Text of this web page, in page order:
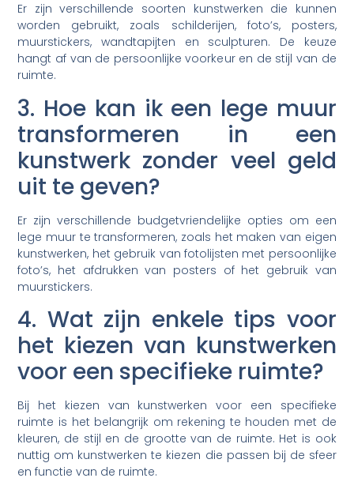
Er zijn verschillende soorten kunstwerken die kunnen
worden gebruikt, zoals schilderijen, foto’s, posters,
muurstickers, wandtapijten en sculpturen. De keuze
hangt af van de persoonlijke voorkeur en de stijl van de
ruimte.
3. Hoe kan ik een lege muur
transformeren in een
kunstwerk zonder veel geld
uit te geven?
Er zijn verschillende budgetvriendelijke opties om een
lege muur te transformeren, zoals het maken van eigen
kunstwerken, het gebruik van fotolijsten met persoonlijke
foto’s, het afdrukken van posters of het gebruik van
muurstickers.
4. Wat zijn enkele tips voor
het kiezen van kunstwerken
voor een specifieke ruimte?
Bij het kiezen van kunstwerken voor een specifieke
ruimte is het belangrijk om rekening te houden met de
kleuren, de stijl en de grootte van de ruimte. Het is ook
nuttig om kunstwerken te kiezen die passen bij de sfeer
en functie van de ruimte.